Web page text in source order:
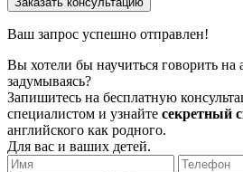
Ваш запрос успешно отправлен!
Вы хотели бы научиться говорить на
задумываясь?
Запишитесь на бесплатную
специалистом и узнайте секретный
английского как родного.
Для вас и ваших детей.